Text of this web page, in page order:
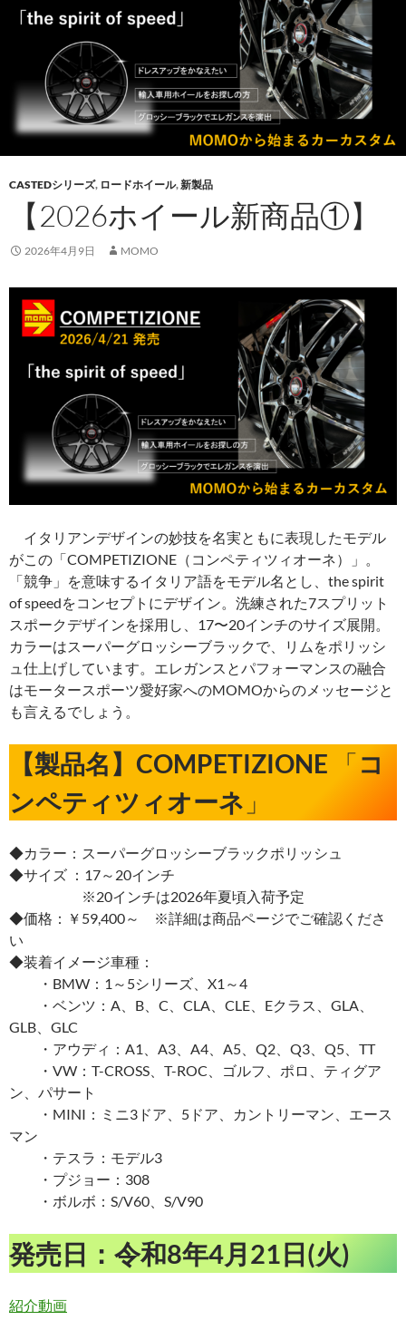
CASTEDシリーズ, ロードホイール,新製品
【2026ホイール新商品①】
2026年4月9日 MOMO
イタリアンデザインの妙技を名実ともに表現したモデル
がこの「COMPETIZIONE（コンペティツィオーネ）」。
「競争」を意味するイタリア語をモデル名とし、the spirit
of speedをコンセプトにデザイン。洗練された7スプリット
スポークデザインを採用し、17〜20インチのサイズ展開。
カラーはスーパーグロッシーブラックで、リムをポリッシ
ュ仕上げしています。エレガンスとパフォーマンスの融合
はモータースポーツ愛好家へのMOMOからのメッセージと
も言えるでしょう。
【製品名】COMPETIZIONE 「コ
ンペティツィオーネ 」
◆カラー：スーパーグロッシーブラックポリッシュ
◆サイズ ：17～20インチ
※20インチは2026年夏頃入荷予定
◆価格：￥59,400～ ※詳細は商品ページでご確認くださ
い
◆装着イメージ車種：
・BMW：1～5シリーズ、X1～4
・ベンツ：A、B、C、CLA、CLE、Eクラス、GLA、
GLB、GLC
・アウディ：A1、A3、A4、A5、Q2、Q3、Q5、TT
・VW：T-CROSS、T-ROC、ゴルフ、ポロ、ティグア
ン、パサート
・MINI：ミニ3ドア、5ドア、カントリーマン、エース
マン
・テスラ：モデル3
・プジョー：308
・ボルボ：S/V60、S/V90
発売日：令和8年4月21日(火)
紹介動画